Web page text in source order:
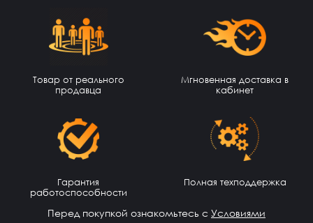
Товар от реального
продавца
Мгновенная доставка в
кабинет
Гарантия
работоспособности
Полная техподдержка
Перед покупкой ознакомьтесь с Условиями
спасибо
Хороший сайт, все пришло на почту, не обманули
12 часов назад
Ребят я скинул 300 рублей, но перед этим забыл